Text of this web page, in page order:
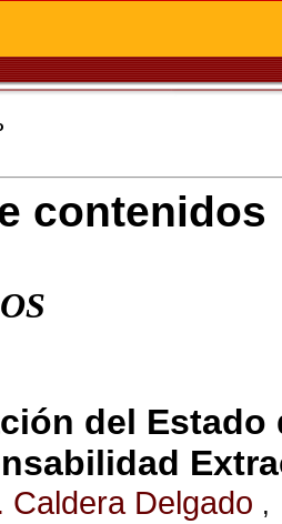
contenidos
del Estado
Caldera Delgado ,